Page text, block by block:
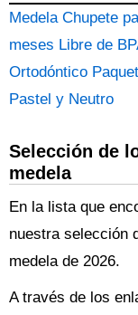
Medela Chupete
meses Libre de
Ortodóntico
Pastel y Neutro
Selección de
medela
En la lista que
nuestra selección
medela de 2026.
A través de los